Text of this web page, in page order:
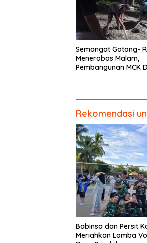
Semangat Gotong-
Menerobos Malam,
Pembangunan MCK
Rekomendasi
Babinsa dan Persit
Meriahkan Lomba